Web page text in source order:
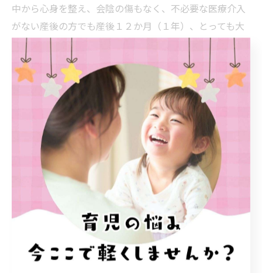
中から心身を整え、会陰の傷もなく、不必要な医療介入
がない産後の方でも産後１２か月（１年）、とっても大
切に過ごしていただきたい期間です！
体験談から学ぶ出産と命の守り方
出産経験者の声で学ぶ命の守り方実例
出産は多くの女性にとって人生の大きな転機であり、命
の重みを改めて実感する瞬間です。実際に出産を経験し
た方の声からは、「思った以上に体力を消耗した」「交
通事故に例えられるほど体へのダメージが大きい」とい
う具体的な体験談が多く寄せられているそうです。これ